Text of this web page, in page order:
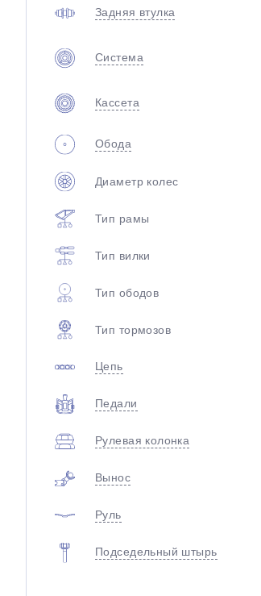
Задняя втулка
Система
Кассета
Обода
Диаметр колес
Тип рамы
Тип вилки
Тип ободов
Тип тормозов
Цепь
Педали
Рулевая колонка
Вынос
Руль
Подседельный штырь